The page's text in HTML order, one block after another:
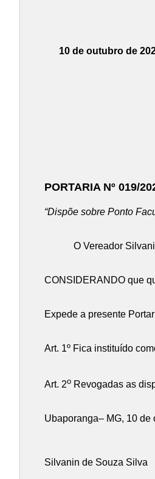
10 de outubro de
PORTARIA Nº 019/
“Dispõe sobre Ponto
O Vereador Silvanin
CONSIDERANDO que
Expede a presente
Art. 1º Fica instituído
Art. 2o Revogadas as
Ubaporanga– MG, 10 de
Silvanin de Souza Silva